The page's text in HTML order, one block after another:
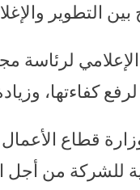
بين التطوير
لرئاسة
كفاءتها،
قطاع